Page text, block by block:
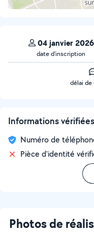
04 janvier 2026
date d’inscription
délai de
Informations vérifiées
Numéro de
Pièce d'identité
Photos de